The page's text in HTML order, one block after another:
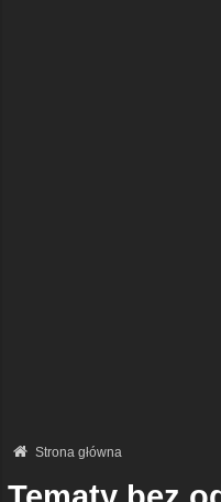
Strona główna